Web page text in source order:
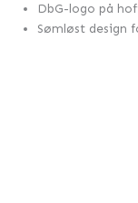
DbG-logo på
Sømløst design